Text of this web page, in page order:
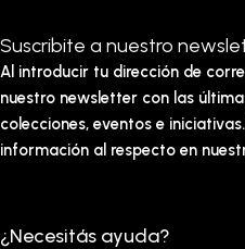
Suscribite a nuestro
Al introducir tu dirección de
nuestro newsletter con las
colecciones, eventos e
información al respecto en
¿Necesitás ayuda?